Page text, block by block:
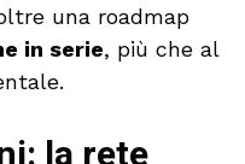
una roadmap
in serie, più che al